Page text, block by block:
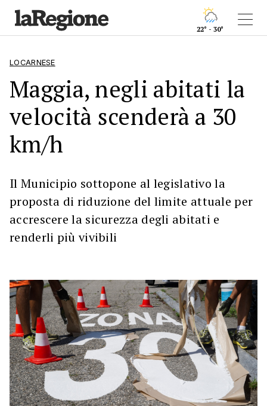
22° - 30°
LOCARNESE
Maggia, negli abitati la
velocità scenderà a 30
km/h
Il Municipio sottopone al legislativo la
proposta di riduzione del limite attuale per
accrescere la sicurezza degli abitati e
renderli più vivibili